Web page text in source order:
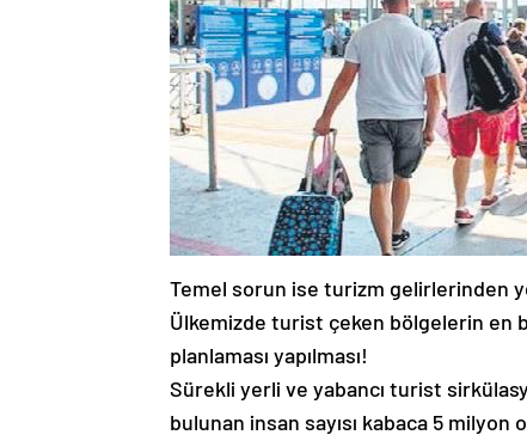
Temel sorun ise turizm gelirlerinden
Ülkemizde turist çeken bölgelerin en
planlaması yapılması!
Sürekli yerli ve yabancı turist
bulunan insan sayısı kabaca 5 milyon